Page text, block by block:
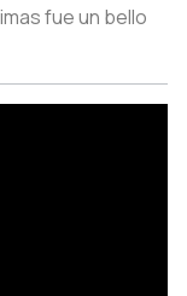
fue un bello